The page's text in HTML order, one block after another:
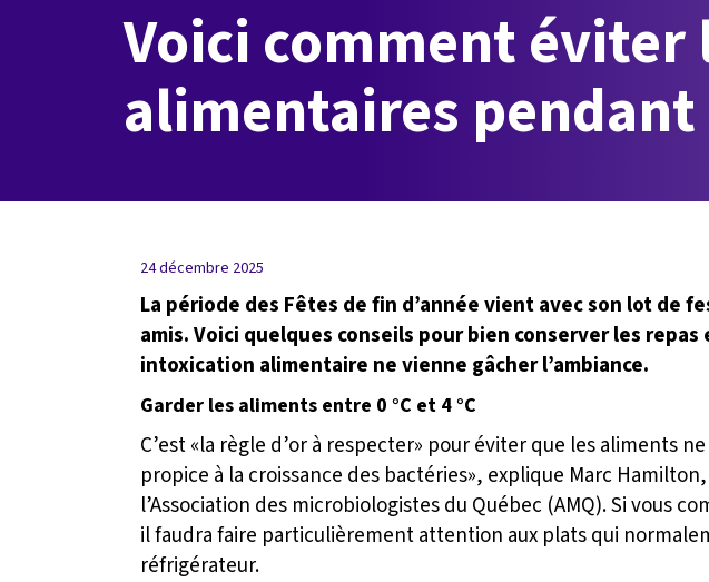
Voici comment
alimentaires pendant
24 décembre 2025
La période des Fêtes de fin d’année vient avec son lot de
amis. Voici quelques conseils pour bien conserver les
intoxication alimentaire ne vienne gâcher l’ambiance.
Garder les aliments entre 0 °C et 4 °C
C’est «la règle d’or à respecter» pour éviter que les aliments
propice à la croissance des bactéries», explique Marc
l’Association des microbiologistes du Québec (AMQ). Si vous
il faudra faire particulièrement attention aux plats qui
réfrigérateur.